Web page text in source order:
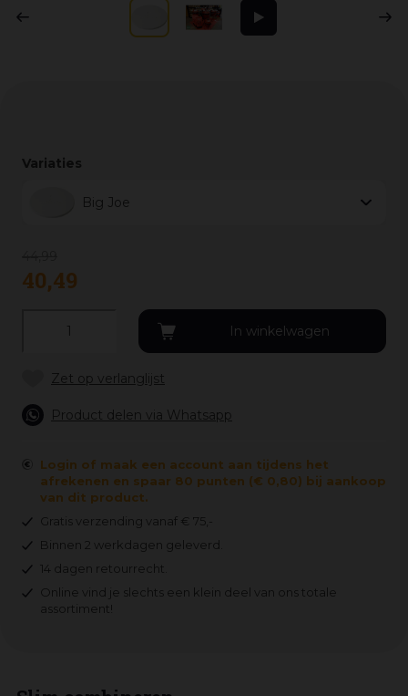
Variaties
Big Joe
40,49
Product delen via Whatsapp
Login of maak een account aan tijdens het
afrekenen en spaar 80 punten (€ 0,80) bij aankoop
van dit product.
Gratis verzending vanaf € 75,-
Binnen 2 werkdagen geleverd.
14 dagen retourrecht.
Online vind je slechts een klein deel van ons totale
assortiment!